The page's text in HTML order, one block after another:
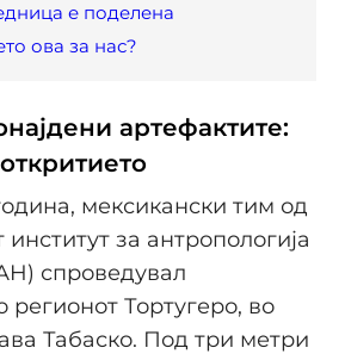
е поделена
ова за нас?
артефактите:
мексикански тим од
за антропологија
спроведувал
регионот Тортугеро, во
Табаско. Под три метри